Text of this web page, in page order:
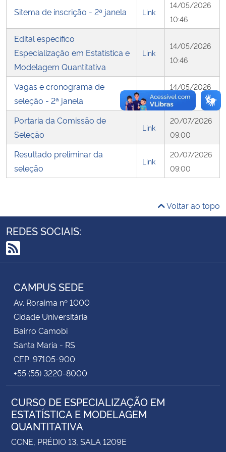
Secretaria de Governo
Gabinete de Segurança Institucional
Advocacia-Geral da União
Banco Central do Brasil
Planalto
Sitema de inscrição - 2ª janela Link
14/05/2026
10:46
Edital específico
Especialização em Estatística e
Modelagem Quantitativa
Link
14/05/2026
10:46
Vagas e cronograma de
seleção - 2ª janela
Link
14/05/2026
10:46
Portaria da Comissão de
Seleção
Link
20/07/2026
09:00
Resultado preliminar da
seleção
Link
20/07/2026
09:00
Voltar ao topo
REDES SOCIAIS:
RSS
CAMPUS SEDE
Av. Roraima nº 1000
Cidade Universitária
Bairro Camobi
Santa Maria - RS
CEP: 97105-900
+55 (55) 3220-8000
CURSO DE ESPECIALIZAÇÃO EM
ESTATÍSTICA E MODELAGEM
QUANTITATIVA
CCNE, PRÉDIO 13, SALA 1209E